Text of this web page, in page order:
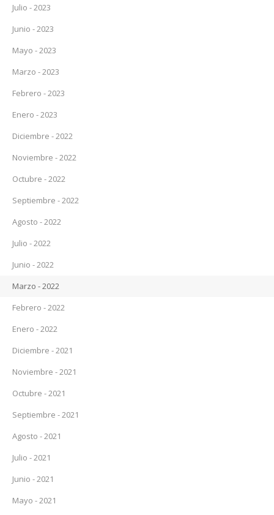
Julio - 2023
Junio - 2023
Mayo - 2023
Marzo - 2023
Febrero - 2023
Enero - 2023
Diciembre - 2022
Noviembre - 2022
Octubre - 2022
Septiembre - 2022
Agosto - 2022
Julio - 2022
Junio - 2022
Marzo - 2022
Febrero - 2022
Enero - 2022
Diciembre - 2021
Noviembre - 2021
Octubre - 2021
Septiembre - 2021
Agosto - 2021
Julio - 2021
Junio - 2021
Mayo - 2021